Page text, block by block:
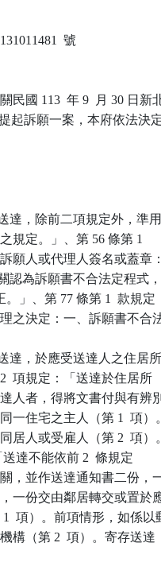
號
民國 113  年 9  月 30 日新
起訴願一案，本府依法決
達，除前二項規定外，準
規定。」、第 56 條第 1
訴願人或代理人簽名或蓋章
認為訴願書不合法定程式，
」、第 77 條第 1  款規定
之決定：一、訴願書不合
達，於應受送達人之住居所
2  項規定：「送達於住居所
人者，得將文書付與有辨
一住宅之主人（第 1  項）。
居人或受雇人（第 2  項）。
送達不能依前 2  條規定
，並作送達通知書二份，
一份交由鄰居轉交或置於
項）。前項情形，如係以
構（第 2  項）。寄存送達